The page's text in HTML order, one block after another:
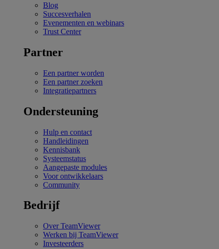
Blog
Succesverhalen
Evenementen en webinars
Trust Center
Partner
Een partner worden
Een partner zoeken
Integratiepartners
Ondersteuning
Hulp en contact
Handleidingen
Kennisbank
Systeemstatus
Aangepaste modules
Voor ontwikkelaars
Community
Bedrijf
Over TeamViewer
Werken bij TeamViewer
Investeerders